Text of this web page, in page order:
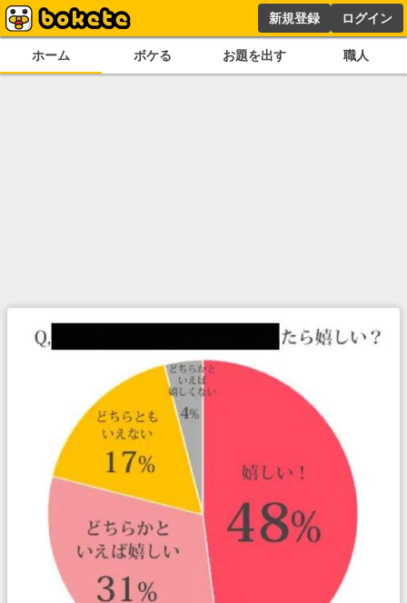
新規登録 ログイン
ホーム ボケる お題を出す 職人